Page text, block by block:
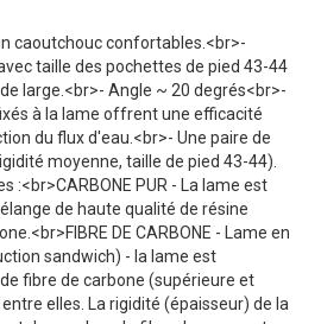
caoutchouc confortables.<br>-
taille des pochettes de pied 43-44
large.<br>- Angle ~ 20 degrés<br>-
à la lame offrent une efficacité
du flux d'eau.<br>- Une paire de
moyenne, taille de pied 43-44).
:<br>CARBONE PUR - La lame est
de haute qualité de résine
DE CARBONE - Lame en
sandwich) - la lame est
fibre de carbone (supérieure et
elles. La rigidité (épaisseur) de la